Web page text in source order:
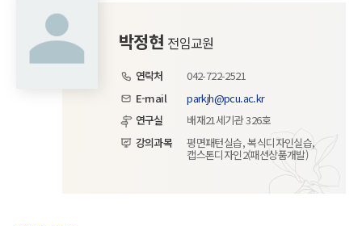
박정현 전임교원
연락처
042-722-2521
E-mail
parkjh@pcu.ac.kr
연구실
배재21세기관 326호
강의과목
평면패턴실습, 복식디자인실습,
캡스톤디자인2(패션상품개발)